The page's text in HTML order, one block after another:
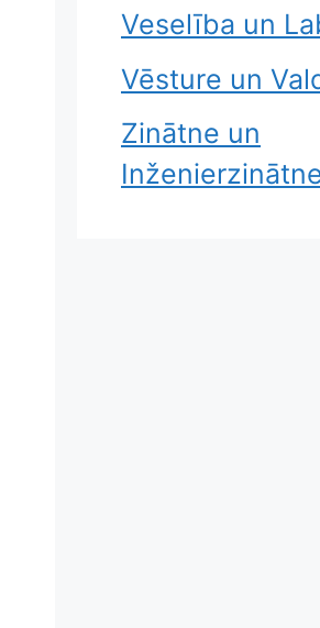
Veselība un
Vēsture un
Zinātne un